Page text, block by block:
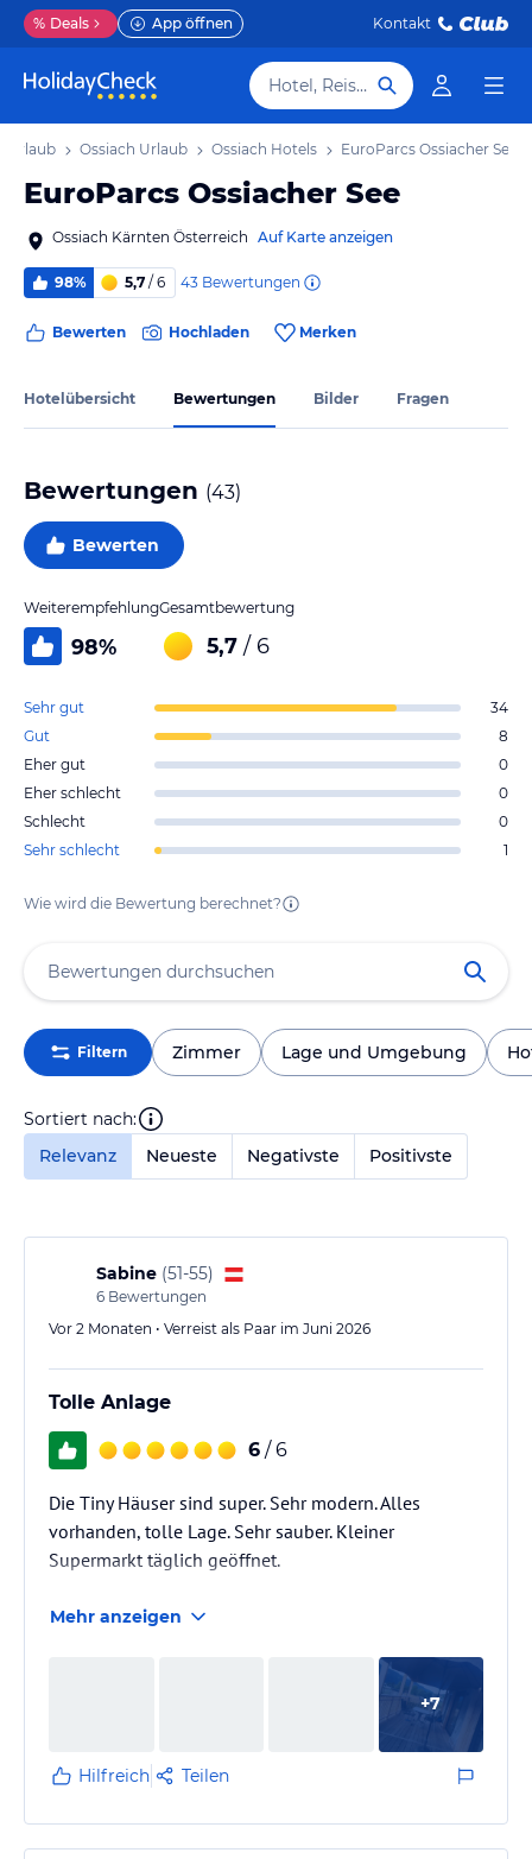
% Deals App öffnen Kontakt
Hotel, Reiseziel
Urlaub Ossiach Urlaub Ossiach Hotels EuroParcs Ossiacher See
EuroParcs Ossiacher See
Ossiach Kärnten Österreich Auf Karte anzeigen
98% 5,7 / 6 43 Bewertungen
Bewerten Hochladen Merken
Hotelübersicht Bewertungen Bilder Fragen
Bewertungen (43)
Bewerten
Weiterempfehlung
98%
Gesamtbewertung
5,7 / 6
Sehr gut
34
Gut
8
Eher gut
0
Eher schlecht
0
Schlecht
0
Sehr schlecht
1
Wie wird die Bewertung berechnet?
Filtern Zimmer Lage und Umgebung
Sortiert nach:
Relevanz
Neueste Negativste Positivste
Sabine (51-55)
6 Bewertungen
Vor 2 Monaten • Verreist als Paar im Juni 2026
Tolle Anlage
6 / 6
Die Tiny Häuser sind super. Sehr modern. Alles
vorhanden, tolle Lage. Sehr sauber. Kleiner
Supermarkt täglich geöffnet.
Mehr anzeigen
+7
Hilfreich Teilen